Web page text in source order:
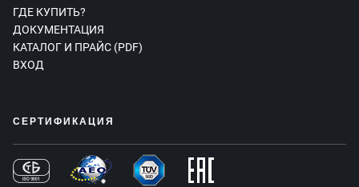
ГДЕ КУПИТЬ?
ДОКУМЕНТАЦИЯ
КАТАЛОГ И ПРАЙС (PDF)
ВХОД
СЕРТИФИКАЦИЯ